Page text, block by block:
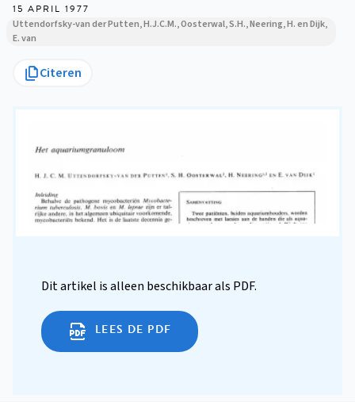
15 APRIL 1977
Uttendorfsky-van der Putten, H.J.C.M., Oosterwal, S.H., Neering, H. en Dijk,
E. van
Citeren
Dit artikel is alleen beschikbaar als PDF.
LEES DE PDF